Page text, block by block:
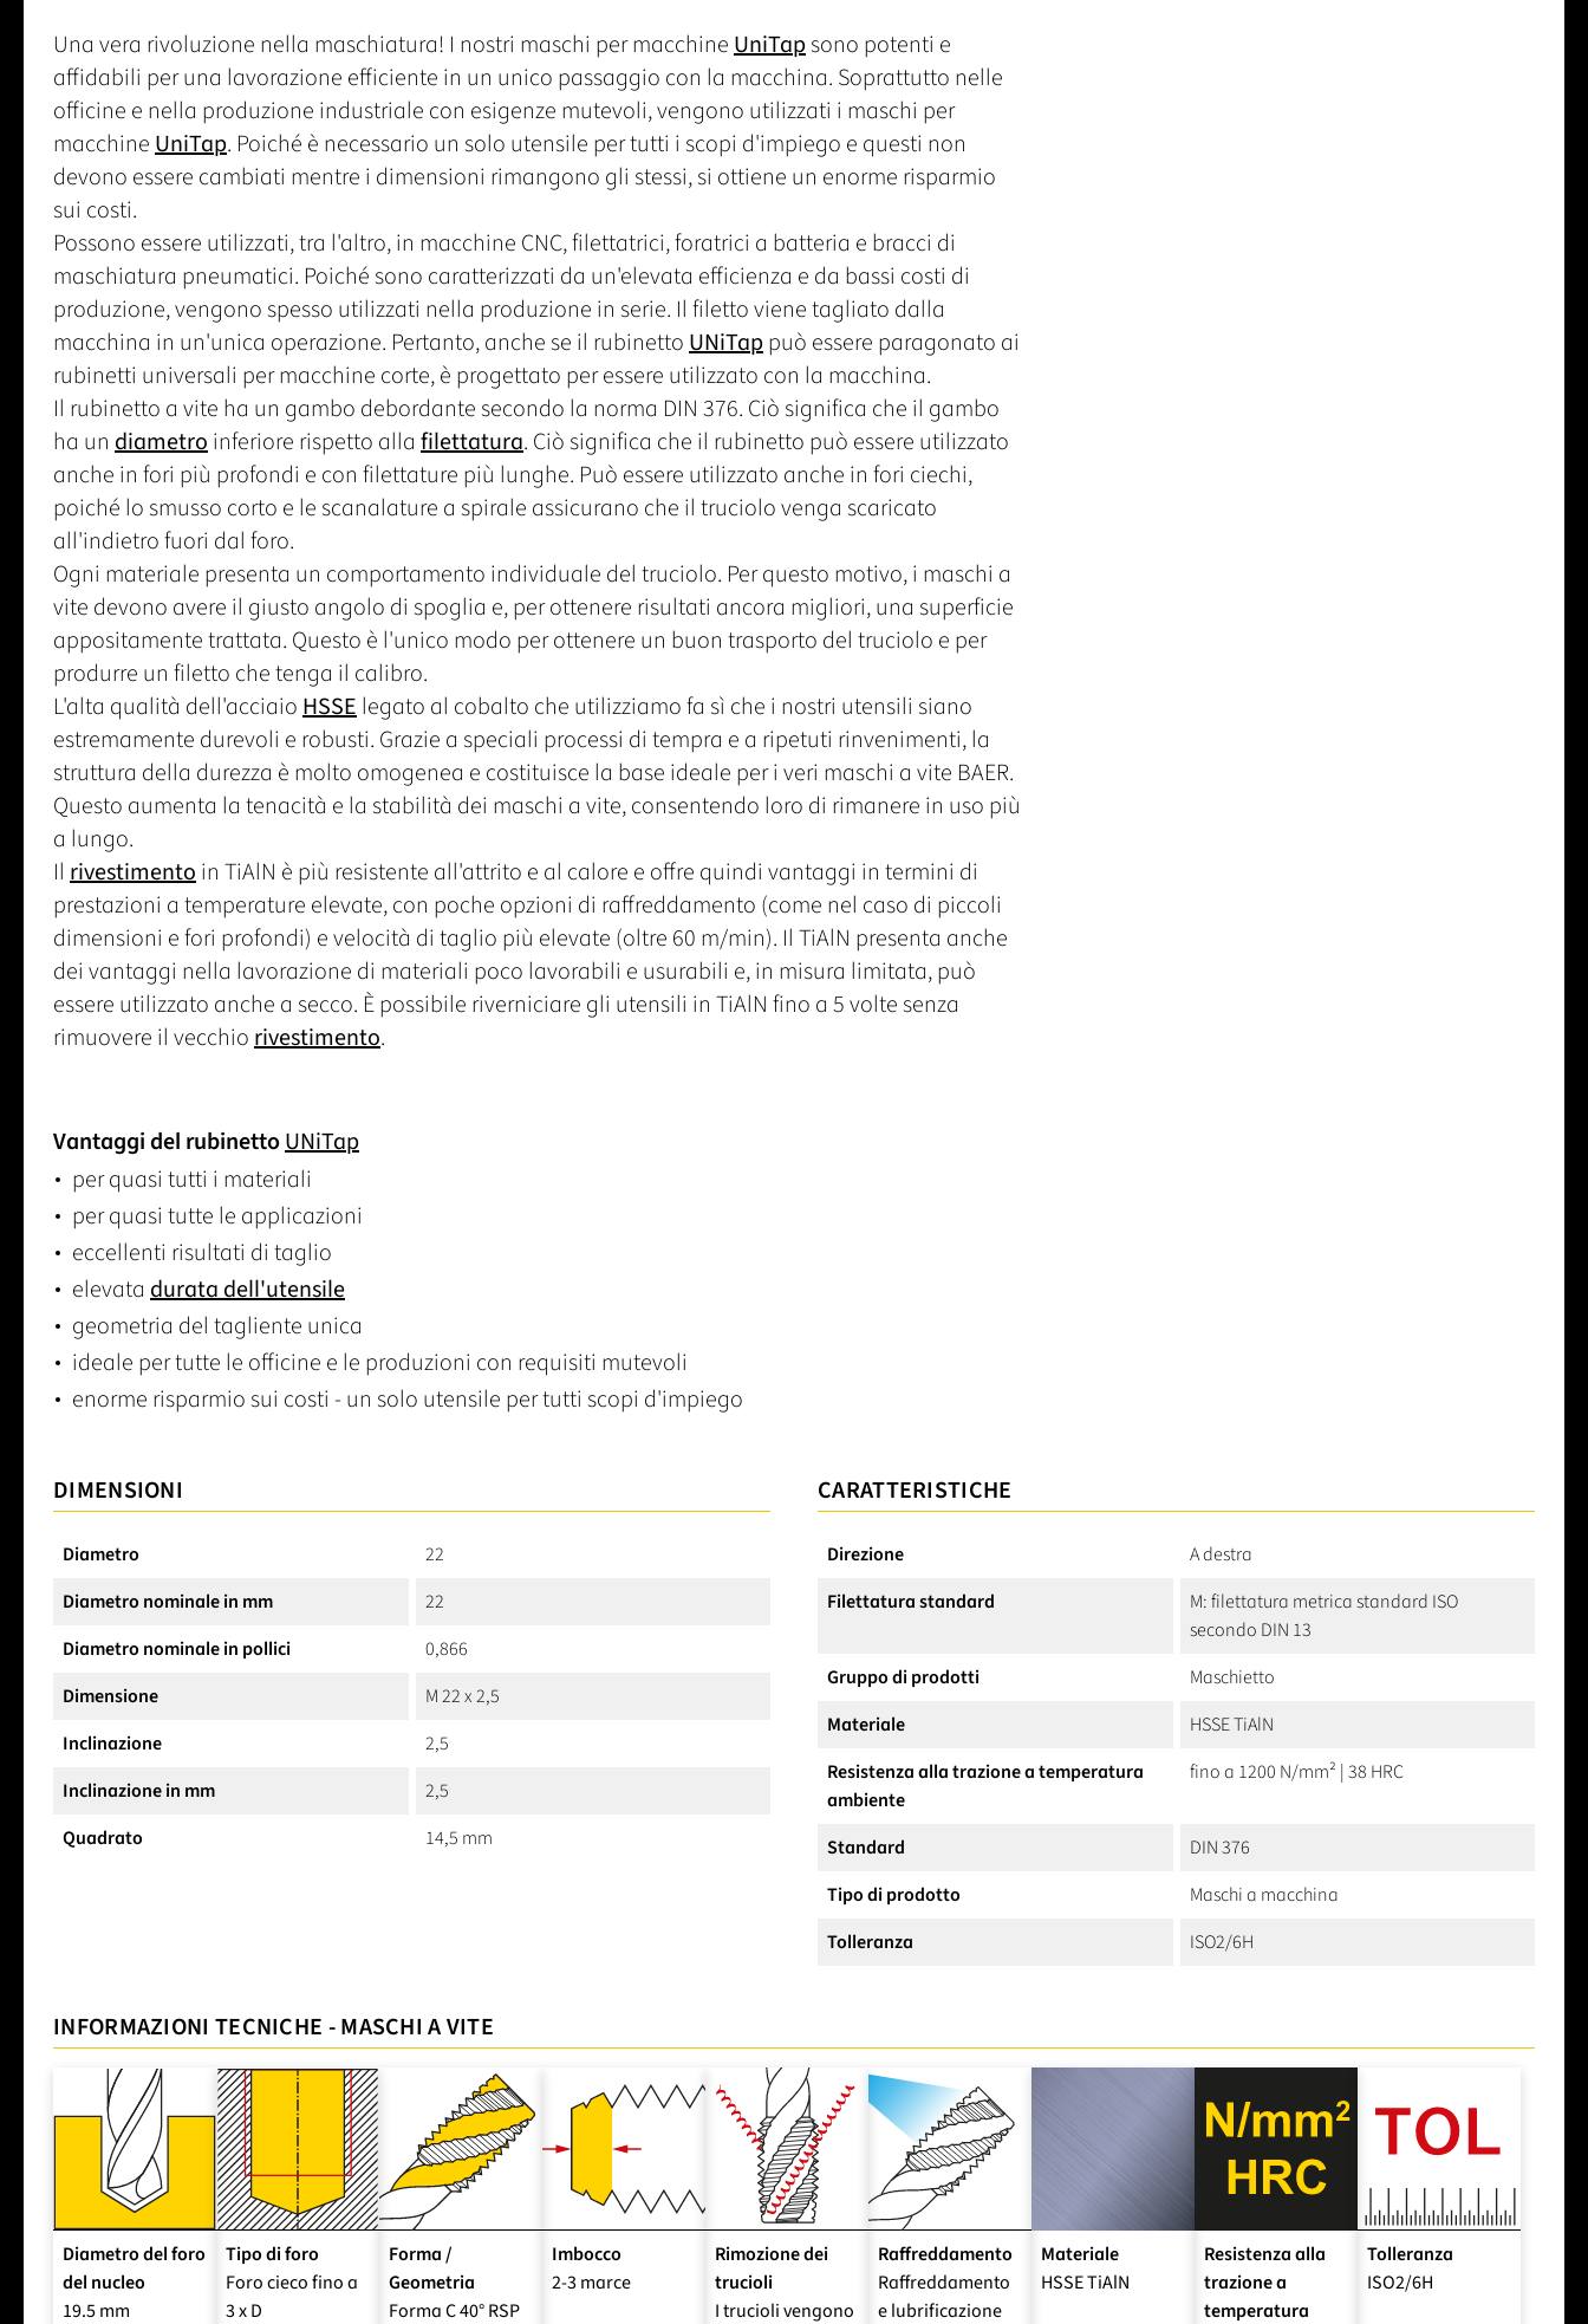
Una vera rivoluzione nella maschiatura! I nostri maschi per macchineUniTapsono potenti e
affidabili per una lavorazione efficiente in un unico passaggio con la macchina. Soprattutto nelle
officine e nella produzione industriale con esigenze mutevoli, vengono utilizzati i maschi per
macchineUniTap. Poiché è necessario un solo utensile per tutti i scopi d'impiego e questi non
devono essere cambiati mentre i dimensioni rimangono gli stessi, si ottiene un enorme risparmio
sui costi.
Possono essere utilizzati, tra l'altro, in macchine CNC, filettatrici, foratrici a batteria e bracci di
maschiatura pneumatici. Poiché sono caratterizzati da un'elevata efficienza e da bassi costi di
produzione, vengono spesso utilizzati nella produzione in serie. Il filetto viene tagliato dalla
macchina in un'unica operazione. Pertanto, anche se il rubinettoUNiTappuò essere paragonato ai
rubinetti universali per macchine corte, è progettato per essere utilizzato con la macchina.
Il rubinetto a vite ha un gambo debordante secondo la norma DIN 376. Ciò significa che il gambo
ha un diametroinferiore rispetto alla filettatura. Ciò significa che il rubinetto può essere utilizzato
anche in fori più profondi e con filettature più lunghe. Può essere utilizzato anche in fori ciechi,
poiché lo smusso corto e le scanalature a spirale assicurano che il truciolo venga scaricato
all'indietro fuori dal foro.
Ogni materiale presenta un comportamento individuale del truciolo. Per questo motivo, i maschi a
vite devono avere il giusto angolo di spoglia e, per ottenere risultati ancora migliori, una superficie
appositamente trattata. Questo è l'unico modo per ottenere un buon trasporto del truciolo e per
produrre un filetto che tenga il calibro.
L'alta qualità dell'acciaioHSSElegato al cobalto che utilizziamo fa sì che i nostri utensili siano
estremamente durevoli e robusti. Grazie a speciali processi di tempra e a ripetuti rinvenimenti, la
struttura della durezza è molto omogenea e costituisce la base ideale per i veri maschi a vite BAER.
Questo aumenta la tenacità e la stabilità dei maschi a vite, consentendo loro di rimanere in uso più
a lungo.
Il rivestimentoin TiAlN è più resistente all'attrito e al calore e offre quindi vantaggi in termini di
prestazioni a temperature elevate, con poche opzioni di raffreddamento (come nel caso di piccoli
dimensioni e fori profondi) e velocità di taglio più elevate (oltre 60 m/min). Il TiAlN presenta anche
dei vantaggi nella lavorazione di materiali poco lavorabili e usurabili e, in misura limitata, può
essere utilizzato anche a secco. È possibile riverniciare gli utensili in TiAlN fino a 5 volte senza
rimuovere il vecchiorivestimento.
Vantaggi del rubinettoUNiTap
per quasi tutti i materiali
per quasi tutte le applicazioni
eccellenti risultati di taglio
elevata durata dell'utensile
geometria del tagliente unica
ideale per tutte le officine e le produzioni con requisiti mutevoli
enorme risparmio sui costi - un solo utensile per tutti scopi d'impiego
DIMENSIONI
Diametro
22
Diametro nominale in mm
22
Diametro nominale in pollici
0,866
Dimensione
M 22 x 2,5
Inclinazione
2,5
Inclinazione in mm
2,5
Quadrato
14,5 mm
CARATTERISTICHE
Direzione
A destra
Filettatura standard
M: filettatura metrica standard ISO
secondo DIN 13
Gruppo di prodotti
Maschietto
Materiale
HSSE TiAlN
Resistenza alla trazione a temperatura
ambiente
fino a 1200 N/mm² | 38 HRC
Standard
DIN 376
Tipo di prodotto
Maschi a macchina
Tolleranza
ISO2/6H
INFORMAZIONI TECNICHE - MASCHI A VITE
Diametro del foro
del nucleo
19.5 mm
Tipo di foro
Foro cieco fino a
3 x D
Forma /
Geometria
Forma C 40° RSP
Imbocco
2-3 marce
Rimozione dei
trucioli
I trucioli vengono
Raffreddamento
Raffreddamento
e lubrificazione
Materiale
HSSE TiAlN
Resistenza alla
trazione a
temperatura
Tolleranza
ISO2/6H